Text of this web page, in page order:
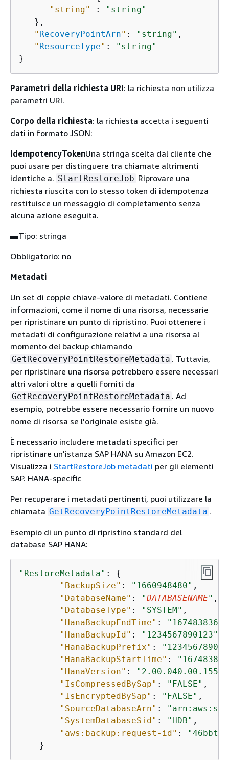
"string"
:
"string"
   },
" RecoveryPointArn" : "string" ,
" ResourceType" :
"string"
}
Parametri della richiesta URI: la richiesta non utilizza
parametri URI.
Corpo della richiesta: la richiesta accetta i seguenti
dati in formato JSON:
IdempotencyTokenUna stringa scelta dal cliente che
puoi usare per distinguere tra chiamate altrimenti
identiche a. StartRestoreJob Riprovare una
richiesta riuscita con lo stesso token di idempotenza
restituisce un messaggio di completamento senza
alcuna azione eseguita.
▬Tipo: stringa
Obbligatorio: no
Metadati
Un set di coppie chiave-valore di metadati. Contiene
informazioni, come il nome di una risorsa, necessarie
per ripristinare un punto di ripristino. Puoi ottenere i
metadati di configurazione relativi a una risorsa al
momento del backup chiamando
GetRecoveryPointRestoreMetadata . Tuttavia,
per ripristinare una risorsa potrebbero essere necessari
altri valori oltre a quelli forniti da
GetRecoveryPointRestoreMetadata . Ad
esempio, potrebbe essere necessario fornire un nuovo
nome di risorsa se l'originale esiste già.
È necessario includere metadati specifici per
ripristinare un'istanza SAP HANA su Amazon EC2.
Visualizza i StartRestoreJob metadati per gli elementi
SAP. HANA-specific
Per recuperare i metadati pertinenti, puoi utilizzare la
chiamata GetRecoveryPointRestoreMetadata .
Esempio di un punto di ripristino standard del
database SAP HANA:
"RestoreMetadata" : {
"BackupSize" : "1660948480" ,
"DatabaseName" : "DATABASENAME" ,
"DatabaseType" : "SYSTEM" ,
"HanaBackupEndTime" : "1674838362"
"HanaBackupId" : "1234567890123"
"HanaBackupPrefix" :
"HanaBackupStartTime" :
"HanaVersion" :
"IsCompressedBySap" : "FALSE" ,
"IsEncryptedBySap" : "FALSE" ,
"SourceDatabaseArn" :
"SystemDatabaseSid" : "HDB" ,
"aws:backup:request-id" :
    }